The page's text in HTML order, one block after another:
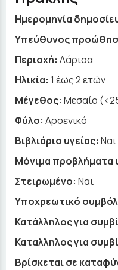
Ημερομηνία
Yπεύθυνος
Περιοχή: Λάρισα
Ηλικία: 1 έως 2 ετών
Μέγεθος: Μεσαίο
Φύλο: Αρσενικό
Βιβλιάριο υγείας: Ναι
Μόνιμα προβλήματα
Στειρωμένο: Ναι
Υποχρεωτικό
Κατάλληλος για
Καταλληλος για
Βρίσκεται σε